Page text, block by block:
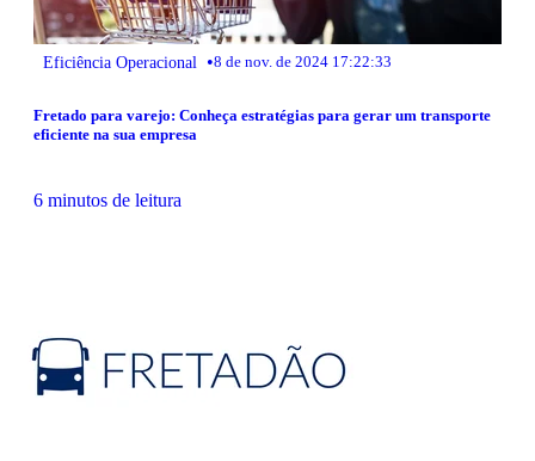
Eficiência Operacional •8 de nov. de 2024 17:22:33
Fretado para varejo: Conheça estratégias para gerar um transporte
eficiente na sua empresa
6 minutos de leitura